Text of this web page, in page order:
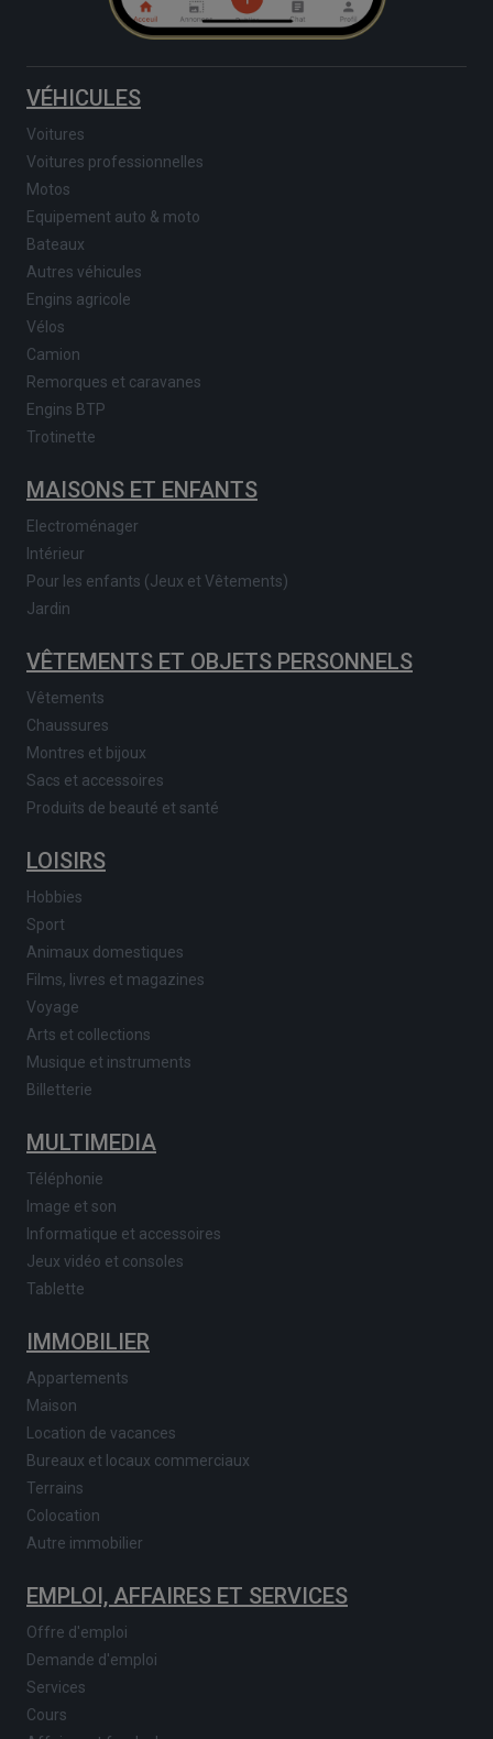
VÉHICULES
Voitures
Voitures professionnelles
Motos
Equipement auto & moto
Bateaux
Autres véhicules
Engins agricole
Vélos
Camion
Remorques et caravanes
Engins BTP
Trotinette
MAISONS ET ENFANTS
Electroménager
Intérieur
Pour les enfants (Jeux et Vêtements)
Jardin
VÊTEMENTS ET OBJETS PERSONNELS
Vêtements
Chaussures
Montres et bijoux
Sacs et accessoires
Produits de beauté et santé
LOISIRS
Hobbies
Sport
Animaux domestiques
Films, livres et magazines
Voyage
Arts et collections
Musique et instruments
Billetterie
MULTIMEDIA
Téléphonie
Image et son
Informatique et accessoires
Jeux vidéo et consoles
Tablette
IMMOBILIER
Appartements
Maison
Location de vacances
Bureaux et locaux commerciaux
Terrains
Colocation
Autre immobilier
EMPLOI, AFFAIRES ET SERVICES
Offre d'emploi
Demande d'emploi
Services
Cours